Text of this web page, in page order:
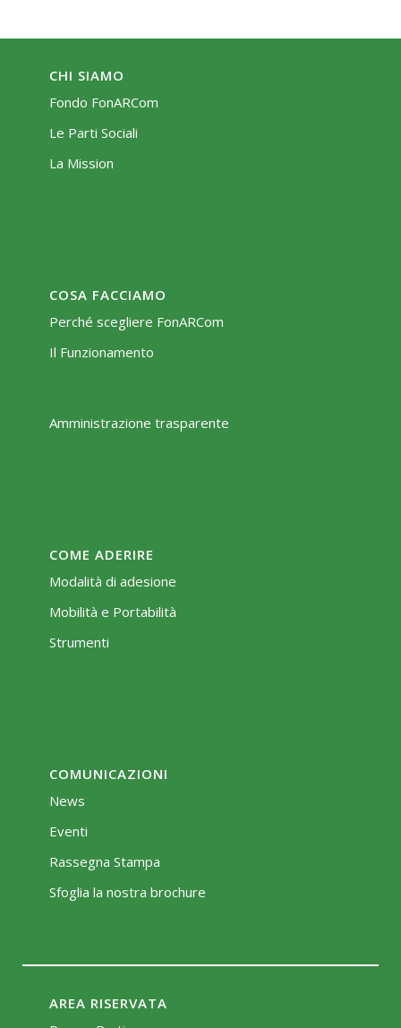
CHI SIAMO
Fondo FonARCom
Le Parti Sociali
La Mission
COSA FACCIAMO
Perché scegliere FonARCom
Il Funzionamento
Amministrazione trasparente
COME ADERIRE
Modalità di adesione
Mobilità e Portabilità
Strumenti
COMUNICAZIONI
News
Eventi
Rassegna Stampa
Sfoglia la nostra brochure
AREA RISERVATA